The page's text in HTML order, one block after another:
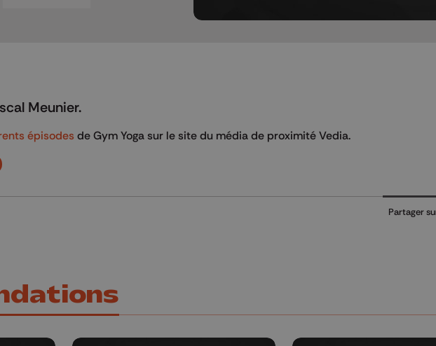
Meunier.
épisodes de Gym Yoga sur le site du média de proximité Vedia.
Partager